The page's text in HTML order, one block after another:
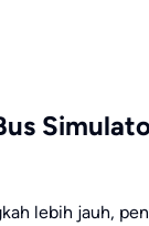
lebih jauh,